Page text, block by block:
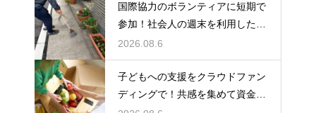
国際協力のボランティアに短期で
参加！社会人の週末を利用した社
会貢献
2026.08.6
子どもへの支援をクラウドファン
ディングで！共感を集めて資金を